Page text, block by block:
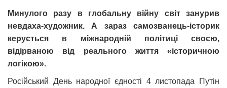
Минулого разу в глобальну війну світ занурив
невдаха-художник. А зараз самозванець-історик
керується в міжнародній політиці своєю,
відірваною від реального життя «історичною
логікою».
Російський День народної єдності 4 листопада Путін